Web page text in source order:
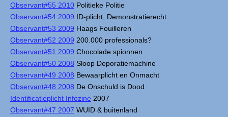
Observant#55 2010 Politieke Politie
Observant#54 2009 ID-plicht, Demonstratierecht
Observant#53 2009 Haags Fouilleren
Observant#52 2009 200.000 professionals?
Observant#51 2009 Chocolade spionnen
Observant#50 2008 Sloop Deporatiemachine
Observant#49 2008 Bewaarplicht en Onmacht
Observant#48 2008 De Onschuld is Dood
Identificatieplicht Infozine 2007
Observant#47 2007 WUID & buitenland